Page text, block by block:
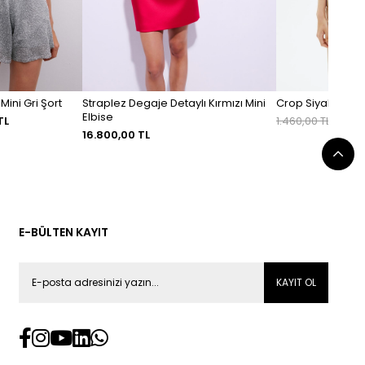
Gri Şort
Straplez Degaje Detaylı Kırmızı Mini
Elbise
16.800,00 TL
Crop Siyah
1.460,00 TL
E-BÜLTEN KAYIT
KAYIT OL